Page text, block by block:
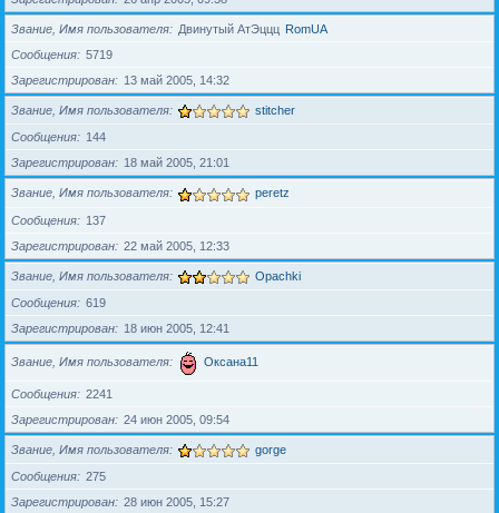
Звание, Имя пользователя Двинутый АтЭццц RomUA
Сообщения
5719
Зарегистрирован
13 май 2005, 14:32
Звание, Имя пользователя stitcher
Сообщения
144
Зарегистрирован
18 май 2005, 21:01
Звание, Имя пользователя peretz
Сообщения
137
Зарегистрирован
22 май 2005, 12:33
Звание, Имя пользователя Opachki
Сообщения
619
Зарегистрирован
18 июн 2005, 12:41
Звание, Имя пользователя Оксана11
Сообщения
2241
Зарегистрирован
24 июн 2005, 09:54
Звание, Имя пользователя gorge
Сообщения
275
Зарегистрирован
28 июн 2005, 15:27